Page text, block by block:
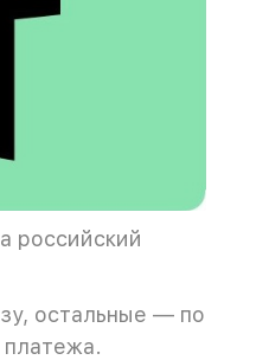
российский
остальные — по